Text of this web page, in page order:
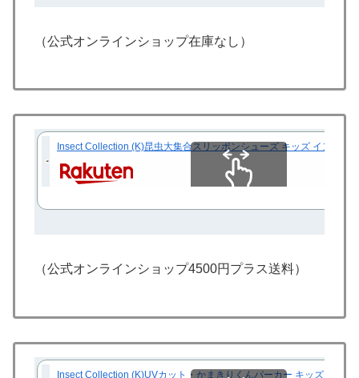
（公式オンラインショップ在庫なし）
Insect Collection (K)昆虫大集合スリッポンシューズ キッズ インセ
（公式オンラインショップ4500円プラス送料）
Insect Collection (K)UVカット・かまきりくんパーカー キッズ イン